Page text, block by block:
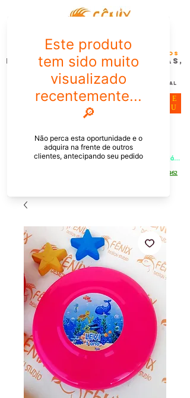
FÊNIX DESIGN STUDIO | Design
Gráfico| Desenvolvimento de Produtos
Personalizados para Pessoas,
Empresas e EventoS
Lembrancinhas, Brindes promocionais,
Decoração, Presentes e Comunicação Visual
PEDIDOS PELO CHAT OU WHATSAPP: Informe os produtos,
quantidade e o CEP ou endereço de entrega e receba um link já
ME
NU
[21] 9 6546 4862